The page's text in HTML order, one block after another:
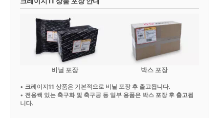
비닐 포장 박스 포장
• 크레이지11 상품은 기본적으로 비닐 포장 후 출고됩니다.
• 전용쌕 있는 축구화 및 축구공 등 일부 용품은 박스 포장 후 출고됩
니다.